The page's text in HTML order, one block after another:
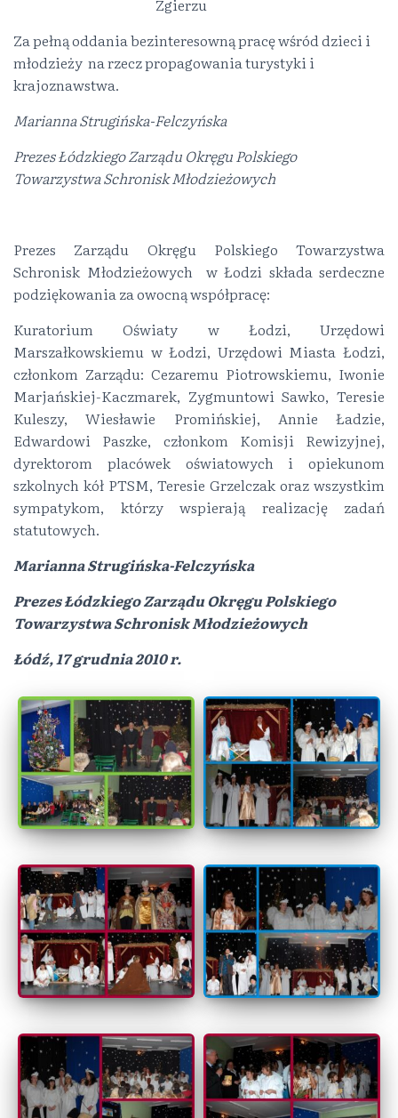
Zgierzu
Za pełną oddania bezinteresowną pracę wśród dzieci i
młodzieży na rzecz propagowania turystyki i
krajoznawstwa.
Marianna Strugińska-Felczyńska
Prezes Łódzkiego Zarządu Okręgu Polskiego
Towarzystwa Schronisk Młodzieżowych
Prezes Zarządu Okręgu Polskiego Towarzystwa
Schronisk Młodzieżowych w Łodzi składa serdeczne
podziękowania za owocną współpracę:
Kuratorium Oświaty w Łodzi, Urzędowi
Marszałkowskiemu w Łodzi, Urzędowi Miasta Łodzi,
członkom Zarządu: Cezaremu Piotrowskiemu, Iwonie
Marjańskiej-Kaczmarek, Zygmuntowi Sawko, Teresie
Kuleszy, Wiesławie Promińskiej, Annie Ładzie,
Edwardowi Paszke, członkom Komisji Rewizyjnej,
dyrektorom placówek oświatowych i opiekunom
szkolnych kół PTSM, Teresie Grzelczak oraz wszystkim
sympatykom, którzy wspierają realizację zadań
statutowych.
Marianna Strugińska-Felczyńska
Prezes Łódzkiego Zarządu Okręgu Polskiego
Towarzystwa Schronisk Młodzieżowych
Łódź, 17 grudnia 2010 r.